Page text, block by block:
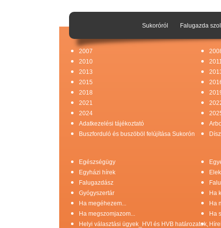
2007
2010
2013
2015
2018
2021
2024
Adatkezelési tájékoztató
Buszforduló és buszöböl felújítása Sukorón
Egészségügy
Egyházi hírek
Falugazdász
Gyógyszertár
Ha
Ha megéhezem...
Ha
Ha megszomjazom...
Ha
Helyi választási ügyek_HVI és HVB határozatok,
Sukoróról Falugazda